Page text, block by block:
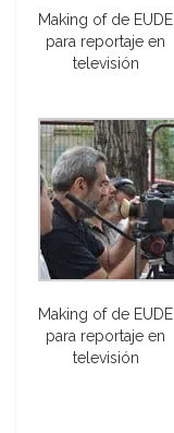
Making of de EUDE
para reportaje en
televisión
Making of de EUDE
para reportaje en
televisión